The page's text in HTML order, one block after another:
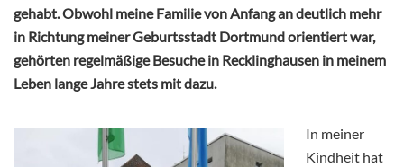
gehabt. Obwohl meine Familie von Anfang an deutlich mehr
in Richtung meiner Geburtsstadt Dortmund orientiert war,
gehörten regelmäßige Besuche in Recklinghausen in meinem
Leben lange Jahre stets mit dazu.
In meiner
Kindheit hat